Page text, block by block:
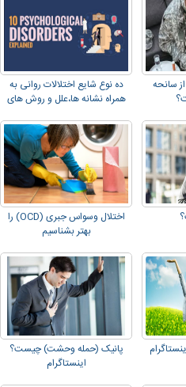
سانحه
ده نوع شایع اختلالات روانی به
همراه نشانه ها،علل و روش های
اختلال وسواس جبری (OCD) را
بهتر بشناسیم
پانیک (حمله وحشت) چیست؟
اینستاگرام